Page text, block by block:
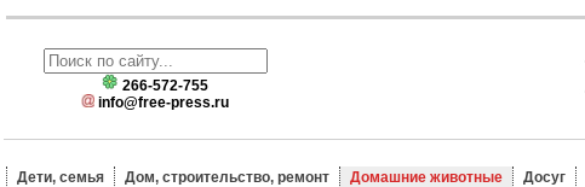
266-572-755
info@free-press.ru
Дети, семья Дом, строительство, ремонт Домашние животные Досуг